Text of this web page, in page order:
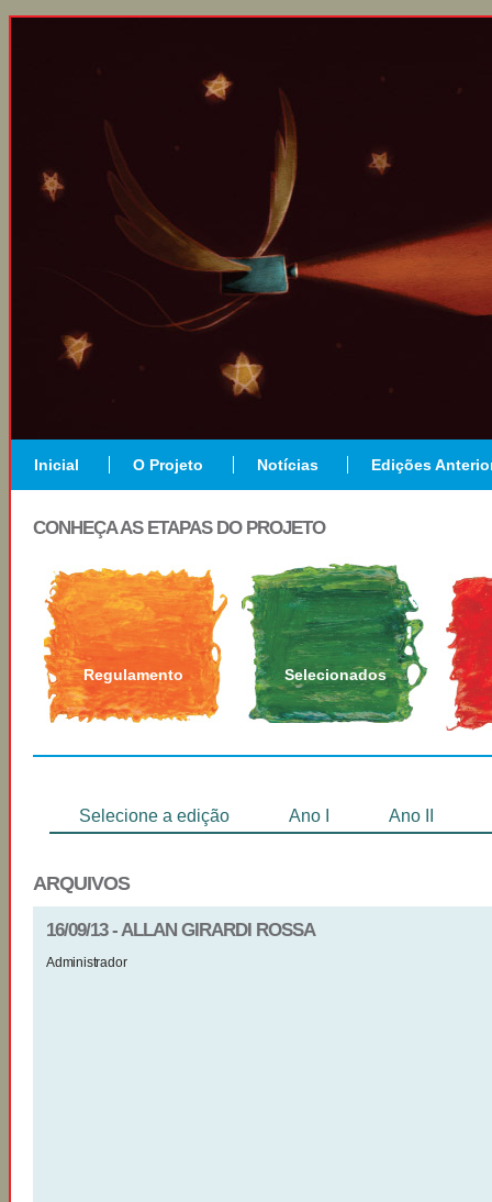
Inicial O Projeto Notícias Edições
CONHEÇA AS ETAPAS DO PROJETO
Regulamento Selecionados
Selecione a edição Ano I Ano II
ARQUIVOS
16/09/13 - ALLAN GIRARDI ROSSA
Administrador